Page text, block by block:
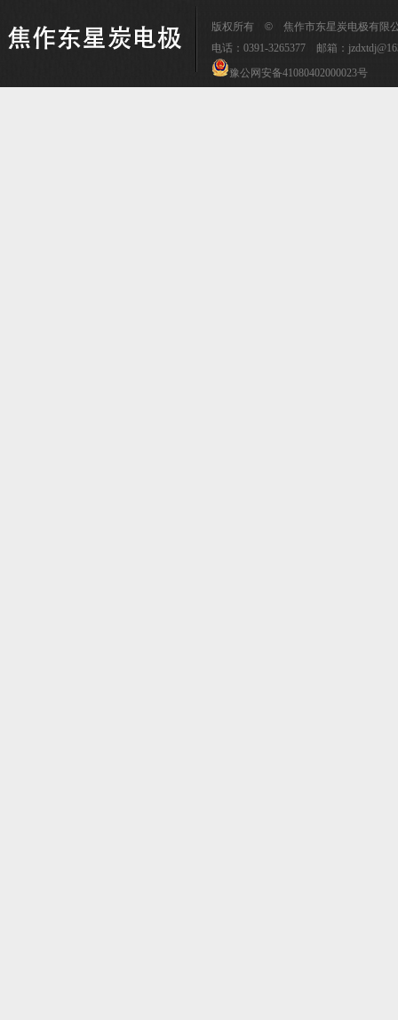
版权所有 © 焦作市东星炭电极有限
电话：0391-3265377 邮箱：
豫公网安备41080402000023号